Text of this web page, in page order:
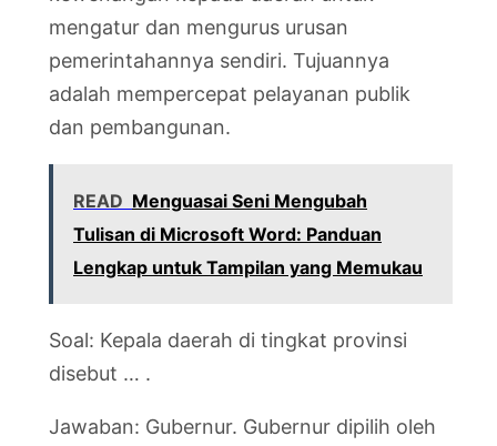
mengatur dan mengurus urusan
pemerintahannya sendiri. Tujuannya
adalah mempercepat pelayanan publik
dan pembangunan.
READ Menguasai Seni Mengubah
Tulisan di Microsoft Word: Panduan
Lengkap untuk Tampilan yang Memukau
Soal: Kepala daerah di tingkat provinsi
disebut … .
Jawaban: Gubernur. Gubernur dipilih oleh